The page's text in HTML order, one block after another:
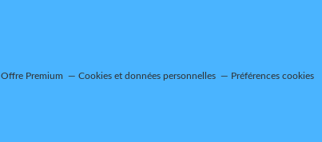
Offre Premium Cookies et données personnelles Préférences cookies